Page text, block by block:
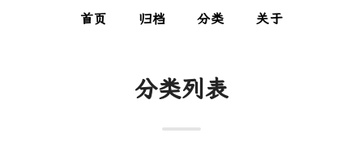
首页 归档 分类 关于
分类列表